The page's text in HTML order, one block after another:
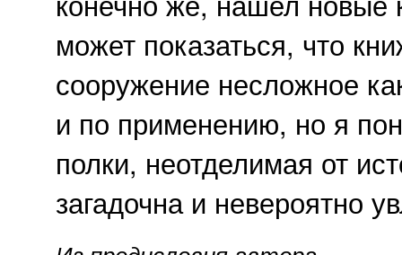
может показаться, что
сооружение несложное
и по применению, но я
полки, неотделимая от
загадочна и невероятно